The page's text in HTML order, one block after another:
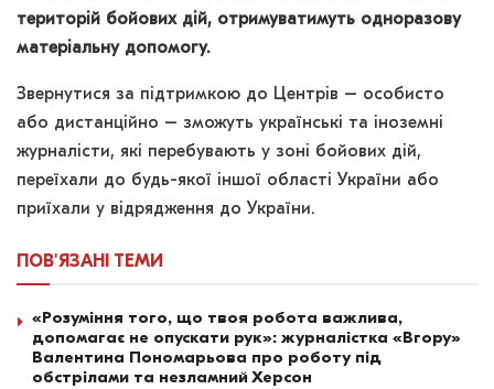
територій бойових дій, отримуватимуть одноразову
матеріальну допомогу.
Звернутися за підтримкою до Центрів – особисто
або дистанційно – зможуть українські та іноземні
журналісти, які перебувають у зоні бойових дій,
переїхали до будь-якої іншої області України або
приїхали у відрядження до України.
ПОВ'ЯЗАНІ ТЕМИ
«Розуміння того, що твоя робота важлива,
допомагає не опускати рук»: журналістка «Вгору»
Валентина Пономарьова про роботу під
обстрілами та незламний Херсон